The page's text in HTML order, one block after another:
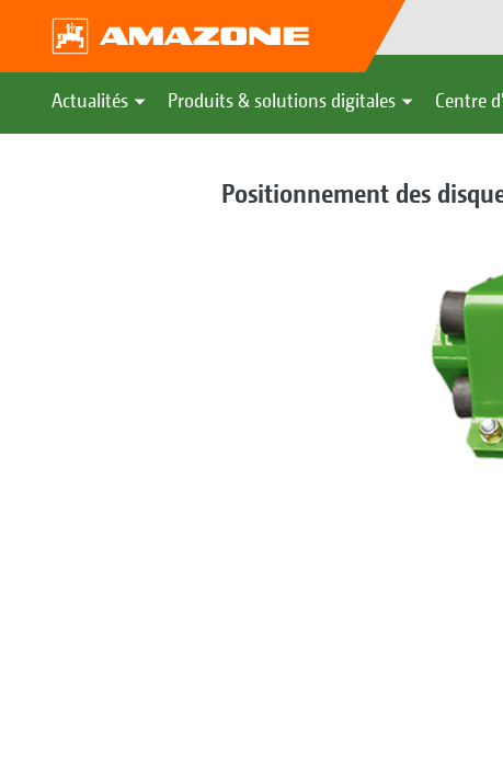
Actualités Produits & solutions digitales Centre
Positionnement des